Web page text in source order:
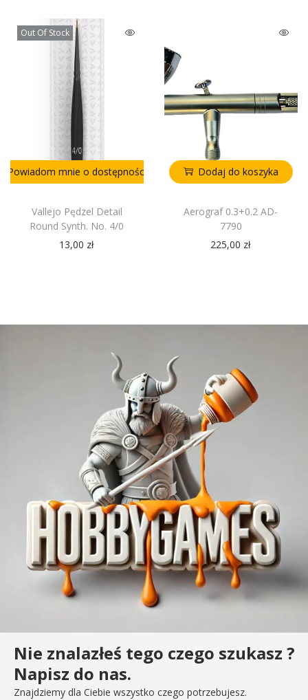
Out Of Stock
Powiadom mnie o dostępności
Vallejo Pędzel Detail
Round Synth. No. 4/0
13,00 zł
Dodaj do koszyka
Aerograf 0.3+0.2 AD-
7790
225,00 zł
Nie znalazłeś tego czego szukasz ?
Napisz do nas.
Znajdziemy dla Ciebie wszystko czego potrzebujesz.